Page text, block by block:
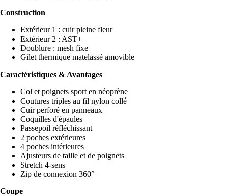
Construction
Extérieur 1 : cuir pleine fleur
Extérieur 2 : AST+
Doublure : mesh fixe
Gilet thermique matelassé amovible
Caractéristiques & Avantages
Col et poignets sport en néoprène
Coutures triples au fil nylon collé
Cuir perforé en panneaux
Coquilles d'épaules
Passepoil réfléchissant
2 poches extérieures
4 poches intérieures
Ajusteurs de taille et de poignets
Stretch 4-sens
Zip de connexion 360°
Coupe